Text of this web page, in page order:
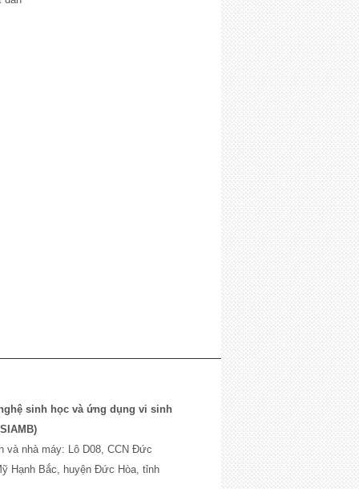
sinh học và ứng dụng vi sinh
và nhà máy: Lô D08, CCN Đức
Hạnh Bắc, huyện Đức Hòa, tỉnh